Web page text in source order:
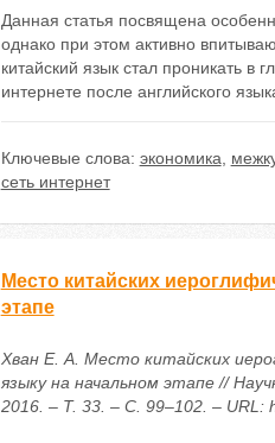
Данная статья посвящена
однако при этом активно
китайский язык стал проникать в
интернете после английского
Ключевые слова: экономика
сеть интернет
Место китайских
этапе
Хван Е. А. Место китайских
языку на начальном этапе //
2016. – Т. 33. – С. 99–102. – URL: